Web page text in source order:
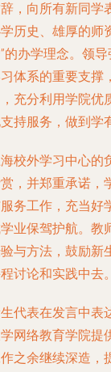
，向所有新同学
历史、雄厚的师
的办学理念。领
体系的重要支撑
充分利用学院优
持服务，做到学
校外学习中心的
，并郑重承诺，
务工作，充当好
业保驾护航。教
与方法，鼓励新
讨论和实践中去。
代表在发言中表
网络教育学院提
之余继续深造，